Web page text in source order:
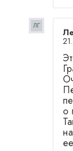
о